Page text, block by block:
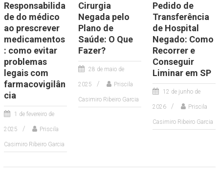
Responsabilida
de do médico
ao prescrever
medicamentos
: como evitar
problemas
legais com
farmacovigilân
cia
1 de fevereiro de
2025 Priscila
Casimiro Ribeiro Garcia
Cirurgia
Negada pelo
Plano de
Saúde: O Que
Fazer?
28 de maio de
2025 Priscila
Casimiro Ribeiro Garcia
Pedido de
Transferência
de Hospital
Negado: Como
Recorrer e
Conseguir
Liminar em SP
12 de junho de
2026 Priscila
Casimiro Ribeiro Garcia